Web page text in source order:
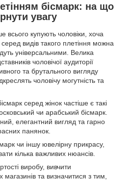
бісмарк: на що
увагу
всього купують чоловіки, хоча
видів такого плетіння можна
універсальними. Велика
чоловічої аудиторії
та брутального вигляду
чоловічу могутність та
серед жінок частіше є такі
чи арабський бісмарк.
елегантний вигляд та гарно
панянок.
чи іншу ювелірну прикрасу,
кілька важливих нюансів.
виробу, вивчити
та визначитися з тим,